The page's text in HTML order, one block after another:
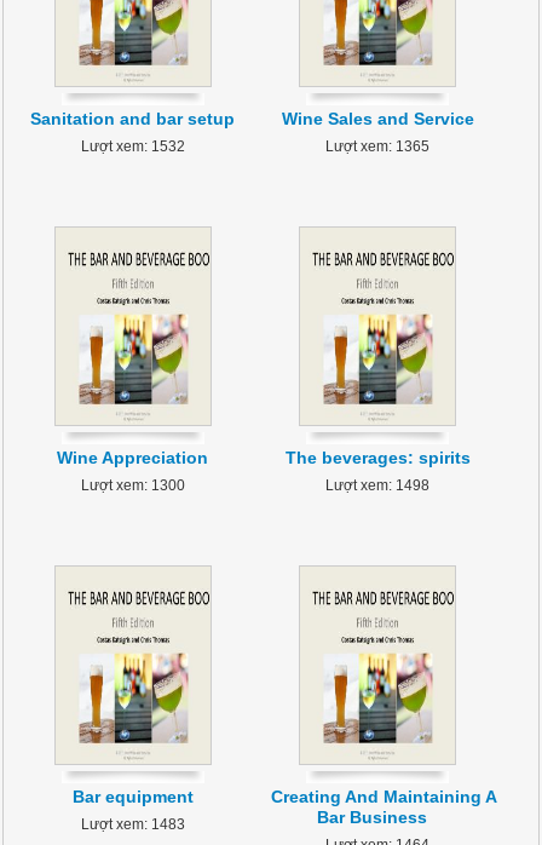
Sanitation and bar setup
Lượt xem: 1532
Wine Sales and Service
Lượt xem: 1365
Wine Appreciation
Lượt xem: 1300
The beverages: spirits
Lượt xem: 1498
Bar equipment
Lượt xem: 1483
Creating And Maintaining A
Bar Business